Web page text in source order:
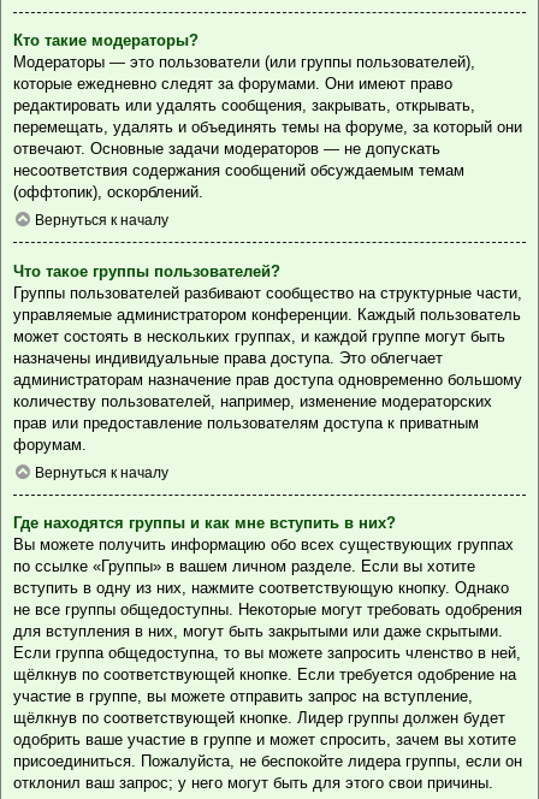
Кто такие модераторы?
Модераторы — это пользователи (или группы пользователей),
которые ежедневно следят за форумами. Они имеют право
редактировать или удалять сообщения, закрывать, открывать,
перемещать, удалять и объединять темы на форуме, за который они
отвечают. Основные задачи модераторов — не допускать
несоответствия содержания сообщений обсуждаемым темам
(оффтопик), оскорблений.
Вернуться к началу
Что такое группы пользователей?
Группы пользователей разбивают сообщество на структурные части,
управляемые администратором конференции. Каждый пользователь
может состоять в нескольких группах, и каждой группе могут быть
назначены индивидуальные права доступа. Это облегчает
администраторам назначение прав доступа одновременно большому
количеству пользователей, например, изменение модераторских
прав или предоставление пользователям доступа к приватным
форумам.
Вернуться к началу
Где находятся группы и как мне вступить в них?
Вы можете получить информацию обо всех существующих группах
по ссылке «Группы» в вашем личном разделе. Если вы хотите
вступить в одну из них, нажмите соответствующую кнопку. Однако
не все группы общедоступны. Некоторые могут требовать одобрения
для вступления в них, могут быть закрытыми или даже скрытыми.
Если группа общедоступна, то вы можете запросить членство в ней,
щёлкнув по соответствующей кнопке. Если требуется одобрение на
участие в группе, вы можете отправить запрос на вступление,
щёлкнув по соответствующей кнопке. Лидер группы должен будет
одобрить ваше участие в группе и может спросить, зачем вы хотите
присоединиться. Пожалуйста, не беспокойте лидера группы, если он
отклонил ваш запрос; у него могут быть для этого свои причины.